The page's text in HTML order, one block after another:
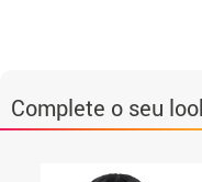
Complete o seu